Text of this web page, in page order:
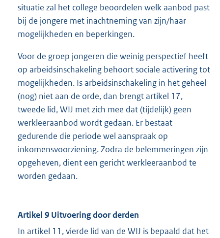
situatie zal het college beoordelen welk aanbod past
bij de jongere met inachtneming van zijn/haar
mogelijkheden en beperkingen.
Voor de groep jongeren die weinig perspectief heeft
op arbeidsinschakeling behoort sociale activering tot
mogelijkheden. Is arbeidsinschakeling in het geheel
(nog) niet aan de orde, dan brengt artikel 17,
tweede lid, WIJ met zich mee dat (tijdelijk) geen
werkleeraanbod wordt gedaan. Er bestaat
gedurende die periode wel aanspraak op
inkomensvoorziening. Zodra de belemmeringen zijn
opgeheven, dient een gericht werkleeraanbod te
worden gedaan.
Artikel 9 Uitvoering door derden
In artikel 11, vierde lid van de WIJ is bepaald dat het